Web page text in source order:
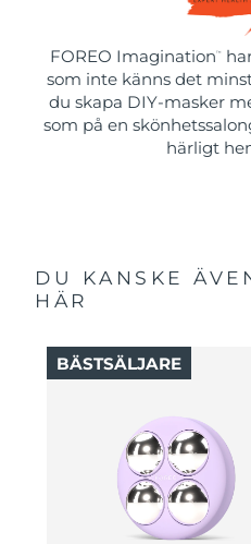
FOREO Imagination ™
som inte känns det
du skapa DIY-masker
som på en
härligt
DU KANSKE
HÄR
BÄSTSÄLJARE